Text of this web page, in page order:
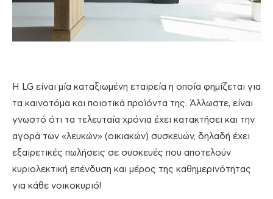
Η LG είναι μία καταξιωμένη εταιρεία η οποία φημίζεται για
τα καινοτόμα και ποιοτικά προϊόντα της. Άλλωστε, είναι
γνωστό ότι τα τελευταία χρόνια έχει κατακτήσει και την
αγορά των «λευκών» (οικιακών) συσκευών, δηλαδή έχει
εξαιρετικές πωλήσεις σε συσκευές που αποτελούν
κυριολεκτική επένδυση και μέρος της καθημερινότητας
για κάθε νοικοκυριό!